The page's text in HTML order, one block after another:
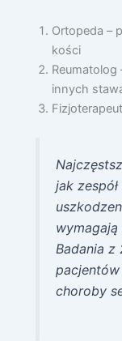
Ortopeda –
kości
Reumatolog
innych
jak
Badania z
choroby